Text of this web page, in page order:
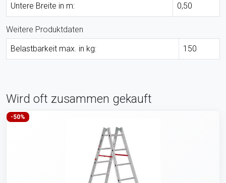
Untere Breite in m: 0,50
Weitere Produktdaten
Belastbarkeit max. in kg:
150
Wird oft zusammen gekauft
-50%